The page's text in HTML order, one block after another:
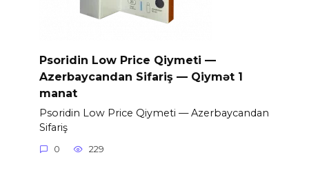
Psoridin Low Price Qiymeti —
Azerbaycandan Sifariş — Qiymət 1
manat
Psoridin Low Price Qiymeti — Azerbaycandan
Sifariş
0 229